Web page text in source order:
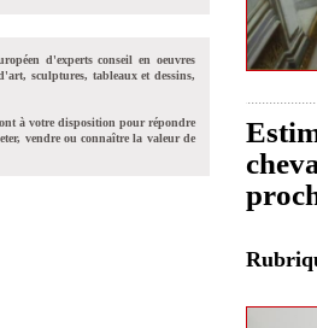
d'experts conseil en oeuvres
sculptures, tableaux et dessins,
à votre disposition pour répondre
vendre ou connaître la valeur de